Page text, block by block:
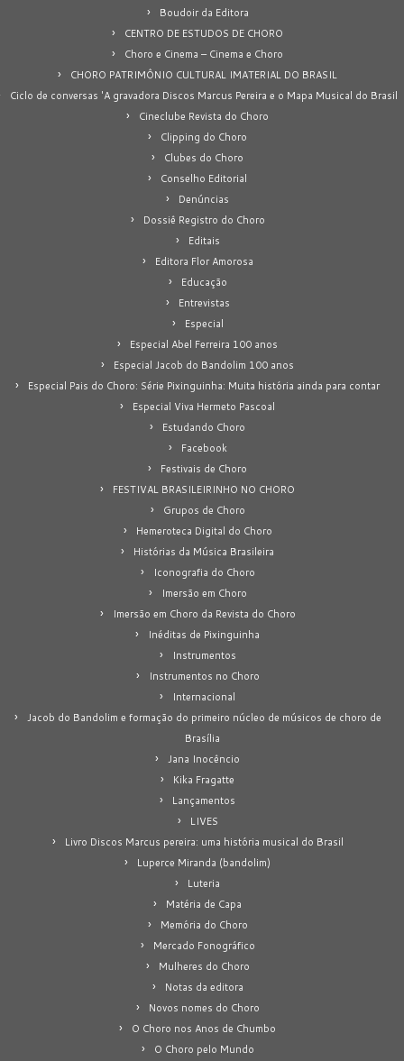
Boudoir da Editora
CENTRO DE ESTUDOS DE CHORO
Choro e Cinema – Cinema e Choro
CHORO PATRIMÔNIO CULTURAL IMATERIAL DO BRASIL
Ciclo de conversas 'A gravadora Discos Marcus Pereira e o Mapa Musical do Brasil
Cineclube Revista do Choro
Clipping do Choro
Clubes do Choro
Conselho Editorial
Denúncias
Dossiê Registro do Choro
Editais
Editora Flor Amorosa
Educação
Entrevistas
Especial
Especial Abel Ferreira 100 anos
Especial Jacob do Bandolim 100 anos
Especial Pais do Choro: Série Pixinguinha: Muita história ainda para contar
Especial Viva Hermeto Pascoal
Estudando Choro
Facebook
Festivais de Choro
FESTIVAL BRASILEIRINHO NO CHORO
Grupos de Choro
Hemeroteca Digital do Choro
Histórias da Música Brasileira
Iconografia do Choro
Imersão em Choro
Imersão em Choro da Revista do Choro
Inéditas de Pixinguinha
Instrumentos
Instrumentos no Choro
Internacional
Jacob do Bandolim e formação do primeiro núcleo de músicos de choro de
Brasília
Jana Inocêncio
Kika Fragatte
Lançamentos
LIVES
Livro Discos Marcus pereira: uma história musical do Brasil
Luperce Miranda (bandolim)
Luteria
Matéria de Capa
Memória do Choro
Mercado Fonográfico
Mulheres do Choro
Notas da editora
Novos nomes do Choro
O Choro nos Anos de Chumbo
O Choro pelo Mundo